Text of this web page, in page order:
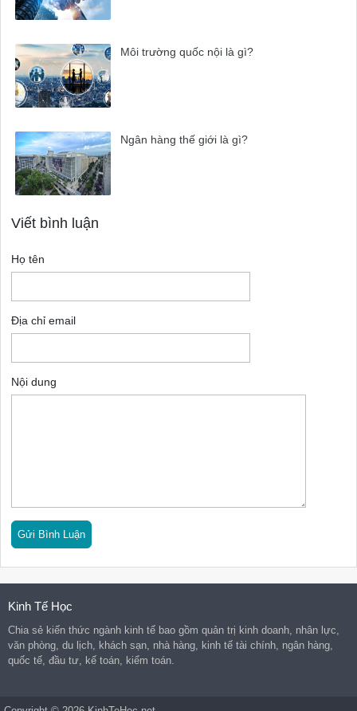
Môi trường quốc nội là gì?
Ngân hàng thế giới là gì?
Viết bình luận
Họ tên
Địa chỉ email
Nội dung
Kinh Tế Học
Chia sẻ kiến thức ngành kinh tế bao gồm quản trị kinh doanh, nhân lực,
văn phòng, du lịch, khách sạn, nhà hàng, kinh tế tài chính, ngân hàng,
quốc tế, đầu tư, kế toán, kiểm toán.